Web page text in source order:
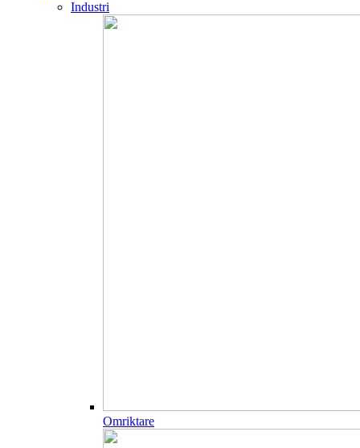
Industri
Omriktare